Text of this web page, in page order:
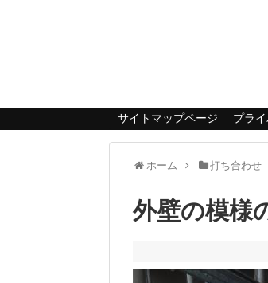
サイトマップページ プラ
ホーム 打ち合わせ
外壁の模様